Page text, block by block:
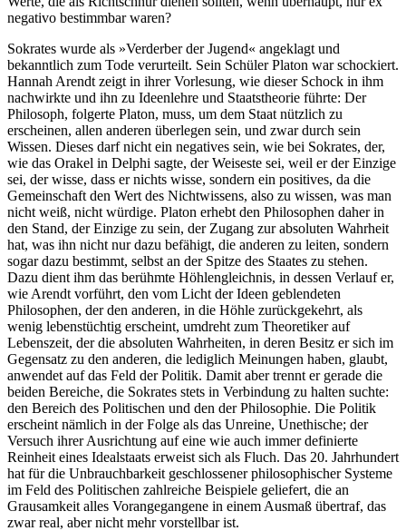
negativo bestimmbar waren?
Sokrates wurde als »Verderber der Jugend« angeklagt und
bekanntlich zum Tode verurteilt. Sein Schüler Platon war schockiert.
Hannah Arendt zeigt in ihrer Vorlesung, wie dieser Schock in ihm
nachwirkte und ihn zu Ideenlehre und Staatstheorie führte: Der
Philosoph, folgerte Platon, muss, um dem Staat nützlich zu
erscheinen, allen anderen überlegen sein, und zwar durch sein
Wissen. Dieses darf nicht ein negatives sein, wie bei Sokrates, der,
wie das Orakel in Delphi sagte, der Weiseste sei, weil er der Einzige
sei, der wisse, dass er nichts wisse, sondern ein positives, da die
Gemeinschaft den Wert des Nichtwissens, also zu wissen, was man
nicht weiß, nicht würdige. Platon erhebt den Philosophen daher in
den Stand, der Einzige zu sein, der Zugang zur absoluten Wahrheit
hat, was ihn nicht nur dazu befähigt, die anderen zu leiten, sondern
sogar dazu bestimmt, selbst an der Spitze des Staates zu stehen.
Dazu dient ihm das berühmte Höhlengleichnis, in dessen Verlauf er,
wie Arendt vorführt, den vom Licht der Ideen geblendeten
Philosophen, der den anderen, in die Höhle zurückgekehrt, als
wenig lebenstüchtig erscheint, umdreht zum Theoretiker auf
Lebenszeit, der die absoluten Wahrheiten, in deren Besitz er sich im
Gegensatz zu den anderen, die lediglich Meinungen haben, glaubt,
anwendet auf das Feld der Politik. Damit aber trennt er gerade die
beiden Bereiche, die Sokrates stets in Verbindung zu halten suchte:
den Bereich des Politischen und den der Philosophie. Die Politik
erscheint nämlich in der Folge als das Unreine, Unethische; der
Versuch ihrer Ausrichtung auf eine wie auch immer definierte
Reinheit eines Idealstaats erweist sich als Fluch. Das 20. Jahrhundert
hat für die Unbrauchbarkeit geschlossener philosophischer Systeme
im Feld des Politischen zahlreiche Beispiele geliefert, die an
Grausamkeit alles Vorangegangene in einem Ausmaß übertraf, das
zwar real, aber nicht mehr vorstellbar ist.